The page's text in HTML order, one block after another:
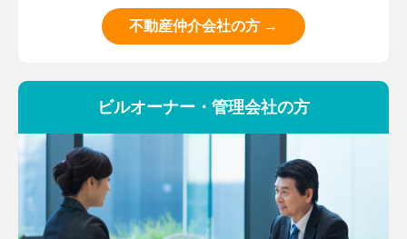
不動産仲介会社の方 →
ビルオーナー・管理会社の方